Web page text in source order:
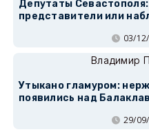
Депутаты
представители или
03/
Владимир
Утыкано гламуром:
появились над
29/